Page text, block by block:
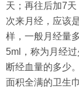
天；再往后加7
次来月经，应该
样，一般月经量
5ml，称为月经
断经血量的多少
面积全满的卫生